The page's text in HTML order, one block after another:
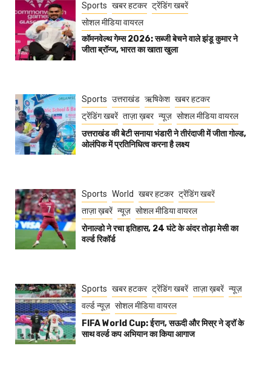
Sports खबर हटकर ट्रेंडिंग खबरें
सोशल मीडिया वायरल
कॉमनवेल्थ गेम्स 2026: सब्जी बेचने वाले झंडू कुमार ने
जीता ब्रॉन्ज, भारत का खाता खुला
Sports उत्तराखंड ऋषिकेश खबर हटकर
ट्रेंडिंग खबरें ताज़ा ख़बर न्यूज़ सोशल मीडिया वायरल
उत्तराखंड की बेटी सनाया भंडारी ने तीरंदाजी में जीता गोल्ड,
ओलंपिक में प्रतिनिधित्व करना है लक्ष्य
Sports World खबर हटकर ट्रेंडिंग खबरें
ताज़ा ख़बरें न्यूज़ सोशल मीडिया वायरल
रोनाल्डो ने रचा इतिहास, 24 घंटे के अंदर तोड़ा मेसी का
वर्ल्ड रिकॉर्ड
Sports खबर हटकर ट्रेंडिंग खबरें ताज़ा ख़बरें न्यूज़
वर्ल्ड न्यूज़ सोशल मीडिया वायरल
FIFA World Cup: ईरान, सऊदी और मिस्र ने ड्रॉ के
साथ वर्ल्ड कप अभियान का किया आगाज